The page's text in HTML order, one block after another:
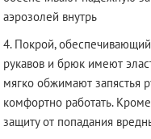
аэрозолей внутрь
Покрой,
рукавов и брюк имеют
мягко обжимают запястья
комфортно работать.
защиту от попадания